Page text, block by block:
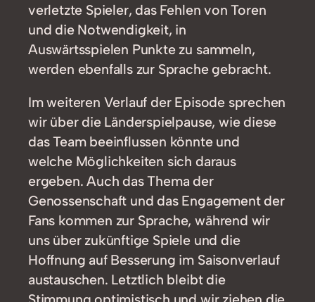
verletzte Spieler, das Fehlen von Toren
und die Notwendigkeit, in
Auswärtsspielen Punkte zu sammeln,
werden ebenfalls zur Sprache gebracht.
Im weiteren Verlauf der Episode sprechen
wir über die Länderspielpause, wie diese
das Team beeinflussen könnte und
welche Möglichkeiten sich daraus
ergeben. Auch das Thema der
Genossenschaft und das Engagement der
Fans kommen zur Sprache, während wir
uns über zukünftige Spiele und die
Hoffnung auf Besserung im Saisonverlauf
austauschen. Letztlich bleibt die